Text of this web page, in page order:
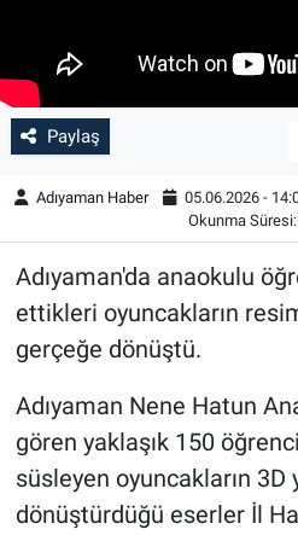
Paylaş
Adıyaman Haber 05.06.2026 -
Okunma
Adıyaman'da anaokulu
ettikleri oyuncakların
gerçeğe dönüştü.
Adıyaman Nene Hatun
gören yaklaşık 150
süsleyen oyuncakların 3D
dönüştürdüğü eserler İl
Ekonomi
Yaşam
Çevre
BİLİM VE TEKNOLOJİ
Şambayat Haber